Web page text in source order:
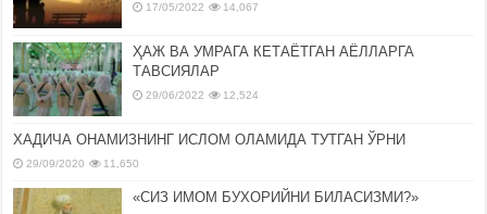
17/05/2022 14,067
ҲАЖ ВА УМРАГА КЕТАЁТГАН АЁЛЛАРГА
ТАВСИЯЛАР
29/06/2022 12,524
ХАДИЧА ОНАМИЗНИНГ ИСЛОМ ОЛАМИДА ТУТГАН ЎРНИ
29/09/2020 11,650
«СИЗ ИМОМ БУХОРИЙНИ БИЛАСИЗМИ?»